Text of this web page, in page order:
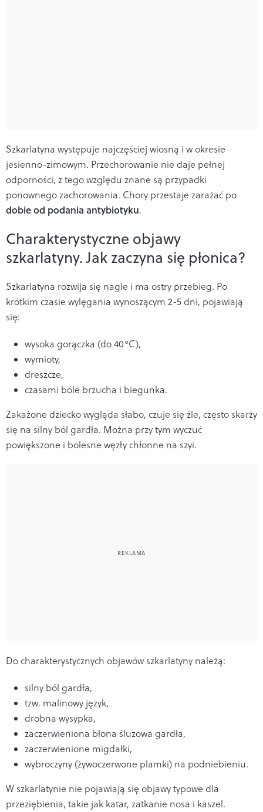
Szkarlatyna występuje najczęściej wiosną i w okresie
jesienno-zimowym. Przechorowanie nie daje pełnej
odporności, z tego względu znane są przypadki
ponownego zachorowania. Chory przestaje zarażać po
dobie od podania antybiotyku.
Charakterystyczne objawy
szkarlatyny. Jak zaczyna się płonica?
Szkarlatyna rozwija się nagle i ma ostry przebieg. Po
krótkim czasie wylęgania wynoszącym 2-5 dni, pojawiają
się:
wysoka gorączka (do 40°C),
wymioty,
dreszcze,
czasami bóle brzucha i biegunka.
Zakażone dziecko wygląda słabo, czuje się źle, często skarży
się na silny ból gardła. Można przy tym wyczuć
powiększone i bolesne węzły chłonne na szyi.
Do charakterystycznych objawów szkarlatyny należą:
silny ból gardła,
tzw. malinowy język,
drobna wysypka,
zaczerwieniona błona śluzowa gardła,
zaczerwienione migdałki,
wybroczyny (żywoczerwone plamki) na podniebieniu.
W szkarlatynie nie pojawiają się objawy typowe dla
przeziębienia, takie jak katar, zatkanie nosa i kaszel.